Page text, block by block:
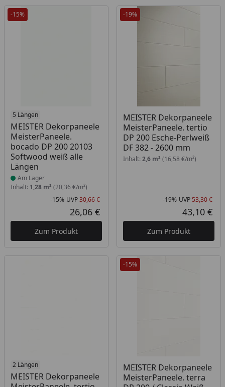
-15%
5 Längen
MEISTER Dekorpaneele
MeisterPaneele.
bocado DP 200 20103
Softwood weiß alle
Längen
Produkt am Lager
Am Lager
Inhalt: 1,28 m² (20,36 €/m²)
Rabatt in Prozent
-15%
Ursprünglicher Preis
UVP30,66 €
Aktueller Preis
26,06 €
Zum Produkt
-19%
MEISTER Dekorpaneele
MeisterPaneele. tertio
DP 200 Esche-Perlweiß
DF 382 - 2600 mm
Inhalt: 2,6 m² (16,58 €/m²)
-19% UVP53,30 €
43,10 €
Zum Produkt
2 Längen
MEISTER Dekorpaneele
Produkt am Lager
-15%
MEISTER Dekorpaneele
MeisterPaneele. terra
Produkt am Lager